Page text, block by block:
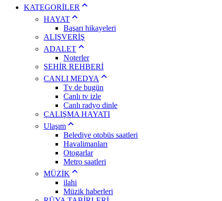
KATEGORİLER
HAYAT
Başarı hikayeleri
ALIŞVERİŞ
ADALET
Noterler
ŞEHİR REHBERİ
CANLI MEDYA
Tv de bugün
Canlı tv izle
Canlı radyo dinle
ÇALIŞMA HAYATI
Ulaşım
Belediye otobüs saatleri
Havalimanları
Otogarlar
Metro saatleri
MÜZİK
ilahi
Müzik haberleri